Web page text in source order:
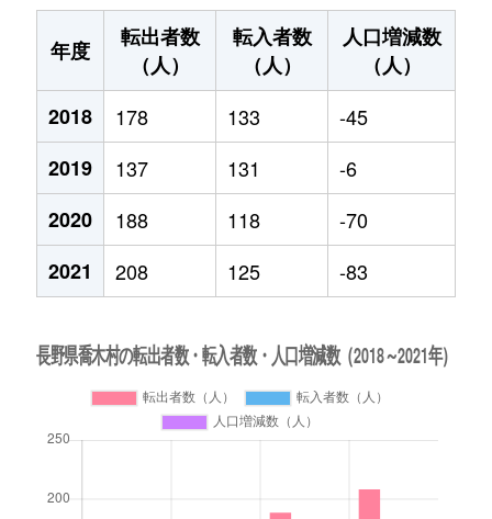
年度
転出者数
（人）
転入者数
（人）
人口増減数
（人）
2018
178 133
-45
2019
137 131
-6
2020
188 118
-70
2021
208 125 -83